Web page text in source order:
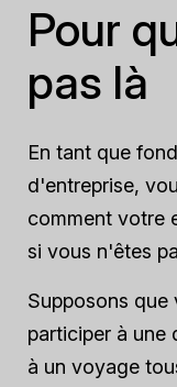
Pour
pas là
En tant que
d'entreprise,
comment votre
si vous n'êtes
Supposons
participer à une
à un voyage